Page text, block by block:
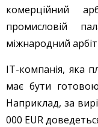
комерційний
промисловій
міжнародний
IT-компанія, яка
має бути
Наприклад, за
000 EUR